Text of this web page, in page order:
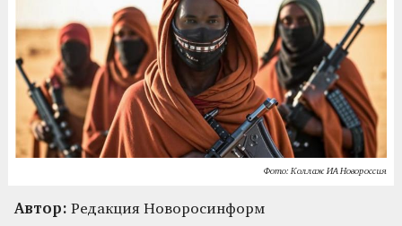
Фото: Коллаж ИА Новороссия
Автор: Редакция Новоросинформ